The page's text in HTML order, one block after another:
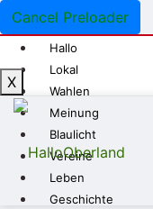
Cancel Preloader
Hallo
Lokal
Wahlen
Meinung
Blaulicht
Vereine
Leben
Geschichte
X